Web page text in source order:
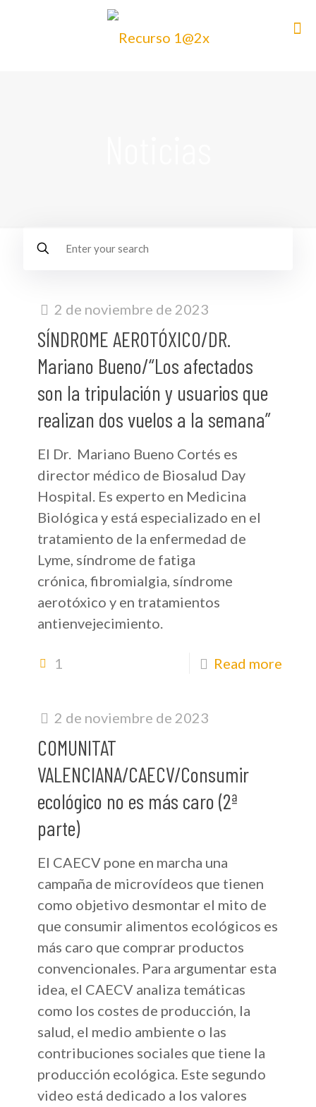
2 de noviembre de 2023
SÍNDROME AEROTÓXICO/DR.
Mariano Bueno/“Los afectados
son la tripulación y usuarios que
realizan dos vuelos a la semana”
El Dr. Mariano Bueno Cortés es
director médico de Biosalud Day
Hospital. Es experto en Medicina
Biológica y está especializado en el
tratamiento de la enfermedad de
Lyme, síndrome de fatiga
crónica, fibromialgia, síndrome
aerotóxico y en tratamientos
antienvejecimiento.
1 Read more
2 de noviembre de 2023
COMUNITAT
VALENCIANA/CAECV/Consumir
ecológico no es más caro (2ª
parte)
El CAECV pone en marcha una
campaña de microvídeos que tienen
como objetivo desmontar el mito de
que consumir alimentos ecológicos es
más caro que comprar productos
convencionales. Para argumentar esta
idea, el CAECV analiza temáticas
como los costes de producción, la
salud, el medio ambiente o las
contribuciones sociales que tiene la
producción ecológica. Este segundo
video está dedicado a los valores